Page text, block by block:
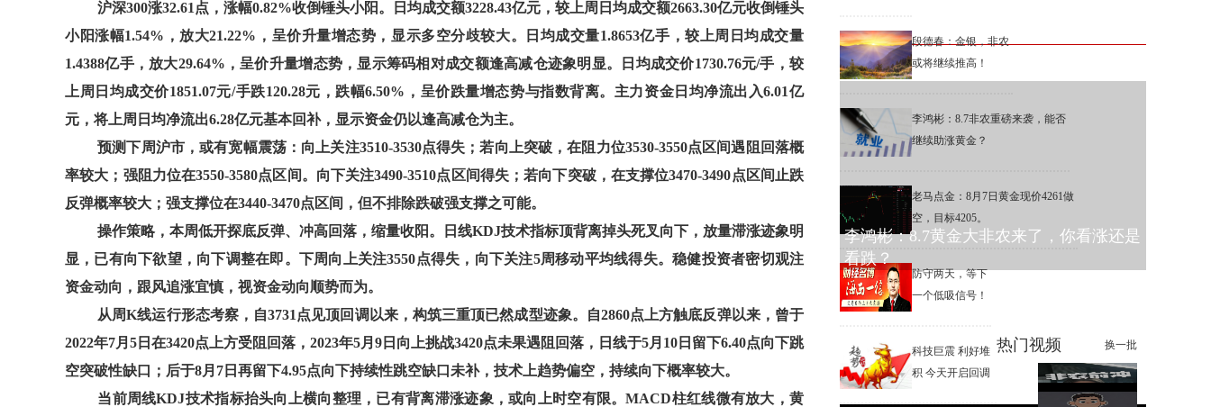
沪深300涨32.61点，涨幅0.82%收倒锤头小阳。日均成交额3228.43亿元，较上周日均成交额2663.30亿元收倒锤头
小阳涨幅1.54%，放大21.22%，呈价升量增态势，显示多空分歧较大。日均成交量1.8653亿手，较上周日均成交量
1.4388亿手，放大29.64%，呈价升量增态势，显示筹码相对成交额逢高减仓迹象明显。日均成交价1730.76元/手，较
上周日均成交价1851.07元/手跌120.28元，跌幅6.50%，呈价跌量增态势与指数背离。主力资金日均净流出入6.01亿
元，将上周日均净流出6.28亿元基本回补，显示资金仍以逢高减仓为主。
预测下周沪市，或有宽幅震荡：向上关注3510-3530点得失；若向上突破，在阻力位3530-3550点区间遇阻回落概
率较大；强阻力位在3550-3580点区间。向下关注3490-3510点区间得失；若向下突破，在支撑位3470-3490点区间止跌
反弹概率较大；强支撑位在3440-3470点区间，但不排除跌破强支撑之可能。
操作策略，本周低开探底反弹、冲高回落，缩量收阳。日线KDJ技术指标顶背离掉头死叉向下，放量滞涨迹象明
显，已有向下欲望，向下调整在即。下周向上关注3550点得失，向下关注5周移动平均线得失。稳健投资者密切观注
资金动向，跟风追涨宜慎，视资金动向顺势而为。
从周K线运行形态考察，自3731点见顶回调以来，构筑三重顶已然成型迹象。自2860点上方触底反弹以来，曾于
2022年7月5日在3420点上方受阻回落，2023年5月9日向上挑战3420点未果遇阻回落，日线于5月10日留下6.40点向下跳
空突破性缺口；后于8月7日再留下4.95点向下持续性跳空缺口未补，技术上趋势偏空，持续向下概率较大。
当前周线KDJ技术指标抬头向上横向整理，已有背离滞涨迹象，或向上时空有限。MACD柱红线微有放大，黄
段德春：金银，非农
或将继续推高！
李鸿彬：8.7非农重磅来袭，能否
继续助涨黄金？
老马点金：8月7日黄金现价4261做
空，目标4205。
防守两天，等下
一个低吸信号！
科技巨震 利好堆
积 今天开启回调
热门视频 换一批
李鸿彬：8.7黄金大非农来了，你看涨还是
看跌？